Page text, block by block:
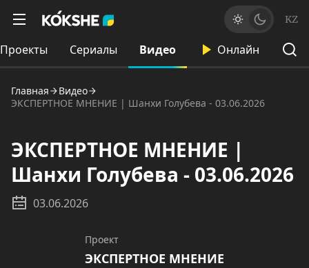
KZ
Проекты Сериалы Видео Онлайн
Главная
Видео
ЭКСПЕРТНОЕ МНЕНИЕ | Шанхи Голубева - 03.06.2026
ЭКСПЕРТНОЕ МНЕНИЕ |
Шанхи Голубева - 03.06.2026
03.06.2026
Проект
ЭКСПЕРТНОЕ МНЕНИЕ